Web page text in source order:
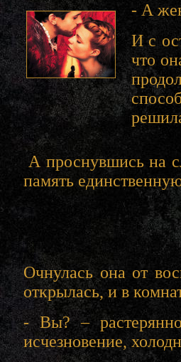
- А
И с
что
А проснувшись на
память
Очнулась она от
открылась, и в
- Вы? –
исчезновение,